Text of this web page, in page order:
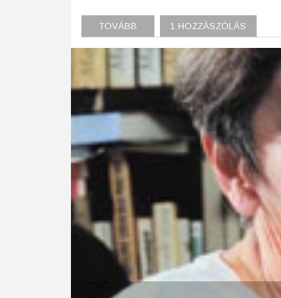
TOVÁBB (TARDOS
MÁRTON)
1 HOZZÁSZÓLÁS